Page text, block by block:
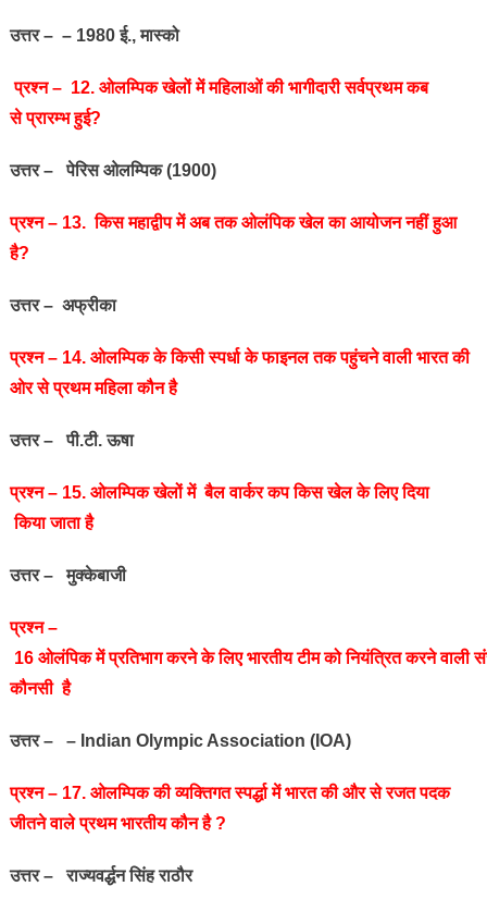
उत्तर – – 1980 ई., मास्को
प्रश्‍न – 12. ओलम्पिक खेलों में महिलाओं की भागीदारी सर्वप्रथम कब
से प्रारम्‍भ हुई?
उत्तर – पेरिस ओलम्पिक (1900)
प्रश्‍न – 13. किस महाद्वीप में अब तक ओलंपिक खेल का आयोजन नहीं हुआ
है?
उत्तर – अफ्रीका
प्रश्‍न – 14. ओलम्पिक के किसी स्‍पर्धा के फाइनल तक पहुंचने वाली भारत की
ओर से प्रथम महिला कौन है
उत्तर – पी.टी. ऊषा
प्रश्‍न – 15. ओलम्पिक खेलों में बैल वार्कर कप किस खेल के लिए दिया
किया जाता है
उत्तर – मुक्‍केबाजी
प्रश्‍न –
16 ओलंपिक में प्रतिभाग करने के लिए भारतीय टीम को नियंत्रित करने वाली
कौनसी है
उत्तर – – Indian Olympic Association (IOA)
प्रश्‍न – 17. ओलम्पिक की व्यक्तिगत स्पर्द्धा में भारत की और से रजत पदक
जीतने वाले प्रथम भारतीय कौन है ?
उत्तर – राज्‍यवर्द्धन सिंह राठौर